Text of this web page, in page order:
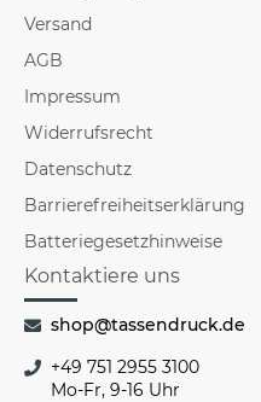
Versand
AGB
Impressum
Widerrufsrecht
Datenschutz
Barrierefreiheitserklärung
Batteriegesetzhinweise
Kontaktiere uns
shop@tassendruck.de
+49 751 2955 3100
Mo-Fr, 9-16 Uhr